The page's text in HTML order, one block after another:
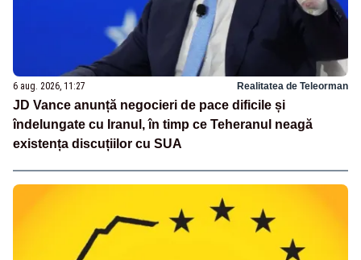
6 aug. 2026, 11:27 Realitatea de Teleorman
JD Vance anunță negocieri de pace dificile și
îndelungate cu Iranul, în timp ce Teheranul neagă
existența discuțiilor cu SUA